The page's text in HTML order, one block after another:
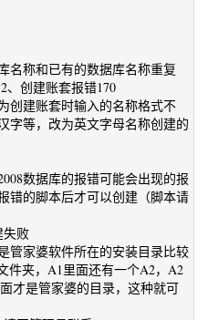
名称和已有的数据库名称重复
、创建账套报错170
创建账套时输入的名称格式不
字等，改为英文字母名称创建的
数据库的报错可能会出现的报
错的脚本后才可以创建（脚本请
失败
管家婆软件所在的安装目录比较
件夹，A1里面还有一个A2，A2
才是管家婆的目录，这种就可